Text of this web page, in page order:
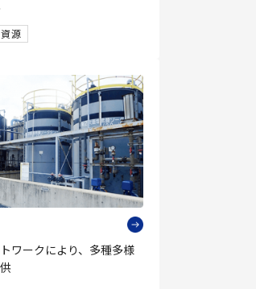
源
ワークにより、多種多様